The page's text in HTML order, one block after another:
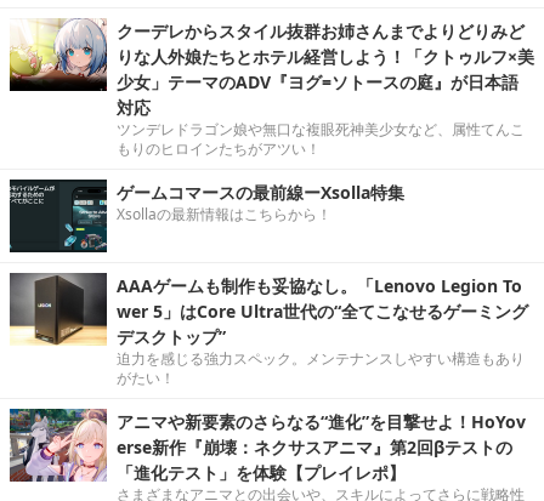
クーデレからスタイル抜群お姉さんまでよりどりみど
りな人外娘たちとホテル経営しよう！「クトゥルフ×美
少女」テーマのADV『ヨグ=ソトースの庭』が日本語
対応
ツンデレドラゴン娘や無口な複眼死神美少女など、属性てんこ
もりのヒロインたちがアツい！
ゲームコマースの最前線ーXsolla特集
Xsollaの最新情報はこちらから！
AAAゲームも制作も妥協なし。「Lenovo Legion To
wer 5」はCore Ultra世代の“全てこなせるゲーミング
デスクトップ”
迫力を感じる強力スペック。メンテナンスしやすい構造もあり
がたい！
アニマや新要素のさらなる“進化”を目撃せよ！HoYov
erse新作『崩壊：ネクサスアニマ』第2回βテストの
「進化テスト」を体験【プレイレポ】
さまざまなアニマとの出会いや、スキルによってさらに戦略性